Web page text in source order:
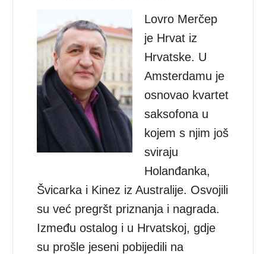
Lovro Merčep
je Hrvat iz
Hrvatske. U
Amsterdamu je
osnovao kvartet
saksofona u
kojem s njim još
sviraju
Holanđanka,
Švicarka i Kinez iz Australije. Osvojili
su već pregršt priznanja i nagrada.
Između ostalog i u Hrvatskoj, gdje
su prošle jeseni pobijedili na